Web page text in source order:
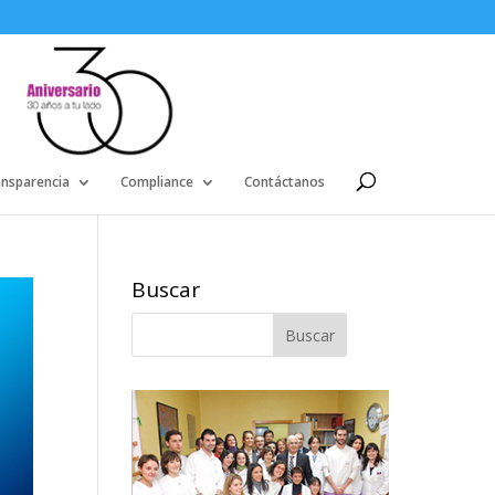
Compliance Contáctanos
Buscar